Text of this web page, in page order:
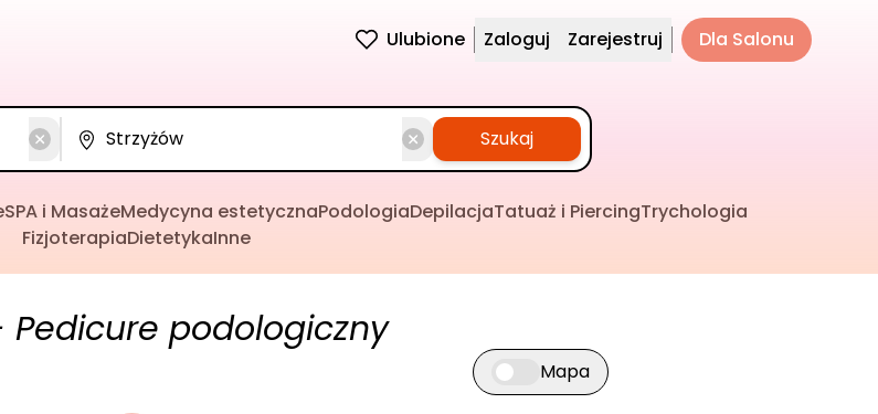
Ulubione Zaloguj Zarejestruj Dla Salonu
Szukaj
SPA i MasażeMedycyna estetycznaPodologiaDepilacjaTatuaż i PiercingTrychologia
FizjoterapiaDietetykaInne
Pedicure podologiczny
Przełącz widok mapy
Mapa